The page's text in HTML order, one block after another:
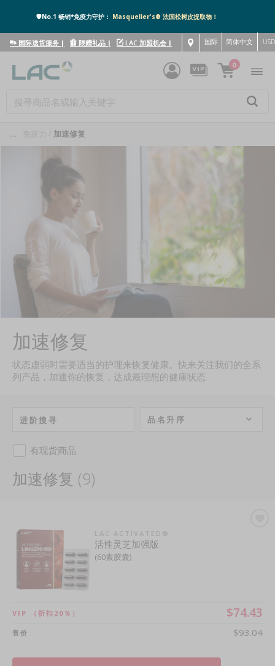
🛡️No.1 畅销*免疫力守护： Masquelier's® 法国松树皮提取物！
国际送货服务 | 限赠礼品 | LAC 加盟机会 | 国际 简体中文 USD
0
.... 加速修复
加速修复
状态虚弱时需要适当的护理来恢复健康。快来关注我们的全系
列产品，加速你的恢复，达成最理想的健康状态
进阶搜寻 品名升序
有现货商品
加速修复 (9)
LAC ACTIVATED®
活性灵芝加强版
(60素胶囊)
VIP （折扣20％） $74.43
售价 $93.04